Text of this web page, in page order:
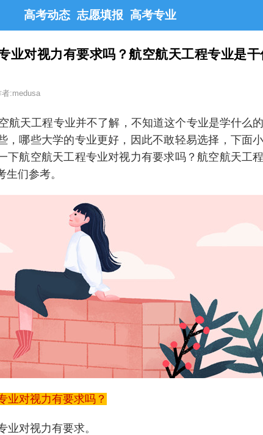
高考动态 志愿填报 高考专业
业对视力有要求吗？航空航天工程专业是干
者:medusa
航天工程专业并不了解，不知道这个专业是学什么
，哪些大学的专业更好，因此不敢轻易选择，下面
下航空航天工程专业对视力有要求吗？航空航天工
生们参考。
业对视力有要求吗？
对视力有要求。